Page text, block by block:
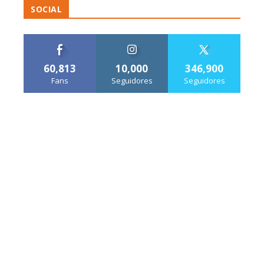
SOCIAL
60,813
Fans
10,000
Seguidores
346,900
Seguidores